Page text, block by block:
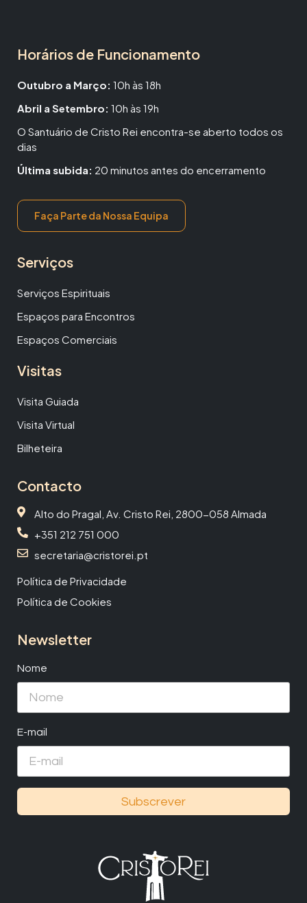
Horários de Funcionamento
Outubro a Março: 10h às 18h
Abril a Setembro: 10h às 19h
O Santuário de Cristo Rei encontra-se aberto todos os
dias
Última subida: 20 minutos antes do encerramento
Faça Parte da Nossa Equipa
Serviços
Serviços Espirituais
Espaços para Encontros
Espaços Comerciais
Visitas
Visita Guiada
Visita Virtual
Bilheteira
Contacto
Alto do Pragal, Av. Cristo Rei, 2800-058 Almada
+351 212 751 000
secretaria@cristorei.pt
Política de Privacidade
Política de Cookies
Newsletter
Nome
E-mail
Subscrever